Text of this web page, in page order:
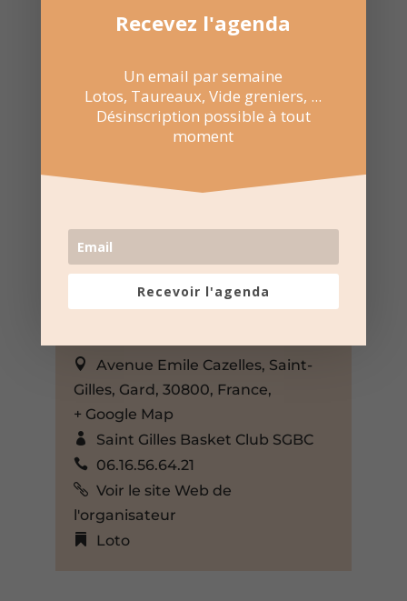
1 Jan 1970 au 15 Fév 2026
15:00 au 18:00
Salle polyvalente Robert
Avenue Emile Cazelles, Saint-
Gilles, Gard, 30800, France,
+ Google Map
Saint Gilles Basket Club SGBC
06.16.56.64.21
Voir le site Web de
l'organisateur
Loto
Recevez l'agenda
Un email par semaine
Lotos, Taureaux, Vide greniers, ...
Désinscription possible à tout
moment
Recevoir l'agenda